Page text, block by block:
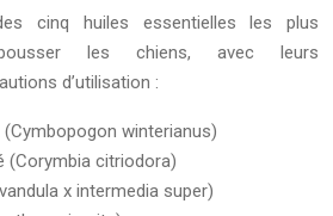
cinq huiles essentielles les plus
les chiens, avec leurs
d’utilisation :
winterianus)
(Corymbia citriodora)
x intermedia super)